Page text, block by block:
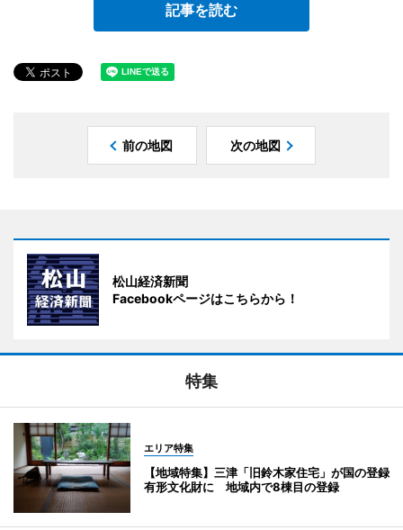
記事を読む
前の地図 次の地図
松山経済新聞
Facebookページはこちらから！
特集
エリア特集
【地域特集】三津「旧鈴木家住宅」が国の登録
有形文化財に 地域内で8棟目の登録